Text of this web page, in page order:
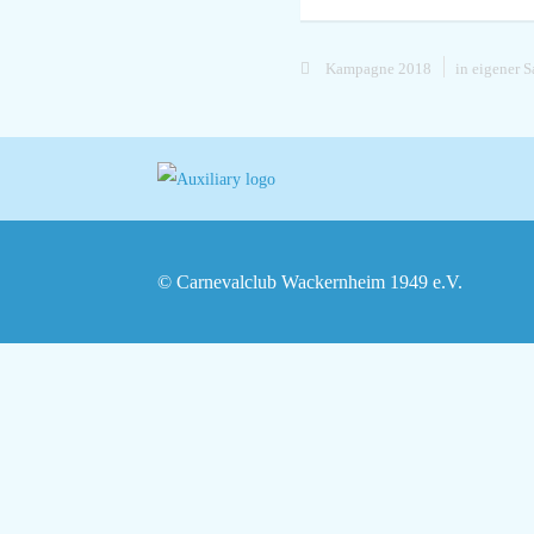
Kampagne 2018 in eigener
© Carnevalclub Wackernheim 1949 e.V.